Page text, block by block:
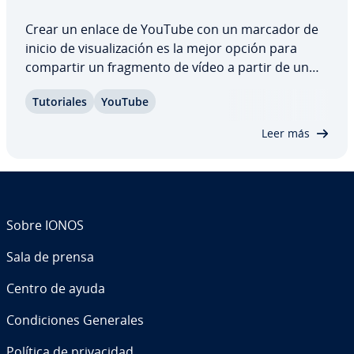
Crear un enlace de YouTube con un marcador de
inicio de vi­sua­li­za­ción es la mejor opción para
compartir un fragmento de vídeo a partir de un
n­te con los vídeos largos, de que el receptor vea
Tu­to­ria­les YouTube
Leer más
Sobre IONOS
Sala de prensa
Centro de ayuda
Co­n­di­cio­nes Generales